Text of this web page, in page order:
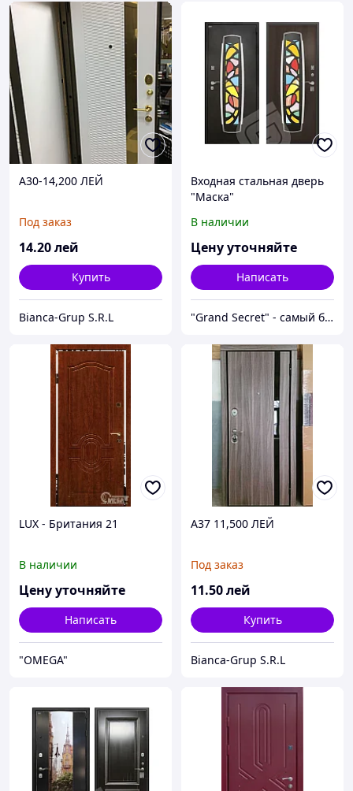
A30-14,200 ЛЕЙ
Под заказ
14.20лей
Купить
Bianca-Grup S.R.L
Входная стальная дверь
"Маска"
В наличии
Цену уточняйте
Написать
"Grand Secret" - cамый большой специализированный Showroom в Молдове
LUX - Британия 21
В наличии
Цену уточняйте
Написать
"OMEGA"
A37 11,500 ЛЕЙ
Под заказ
11.50лей
Купить
Bianca-Grup S.R.L